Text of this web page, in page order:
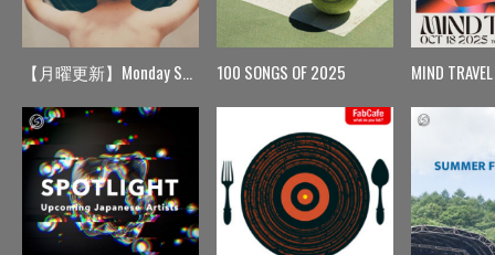
【月曜更新】Monday Spin 100 SONGS OF 2025 MIND TRAVEL